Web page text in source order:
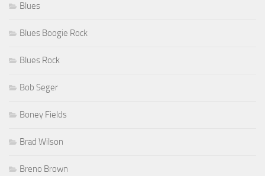
Blues
Blues Boogie Rock
Blues Rock
Bob Seger
Boney Fields
Brad Wilson
Breno Brown